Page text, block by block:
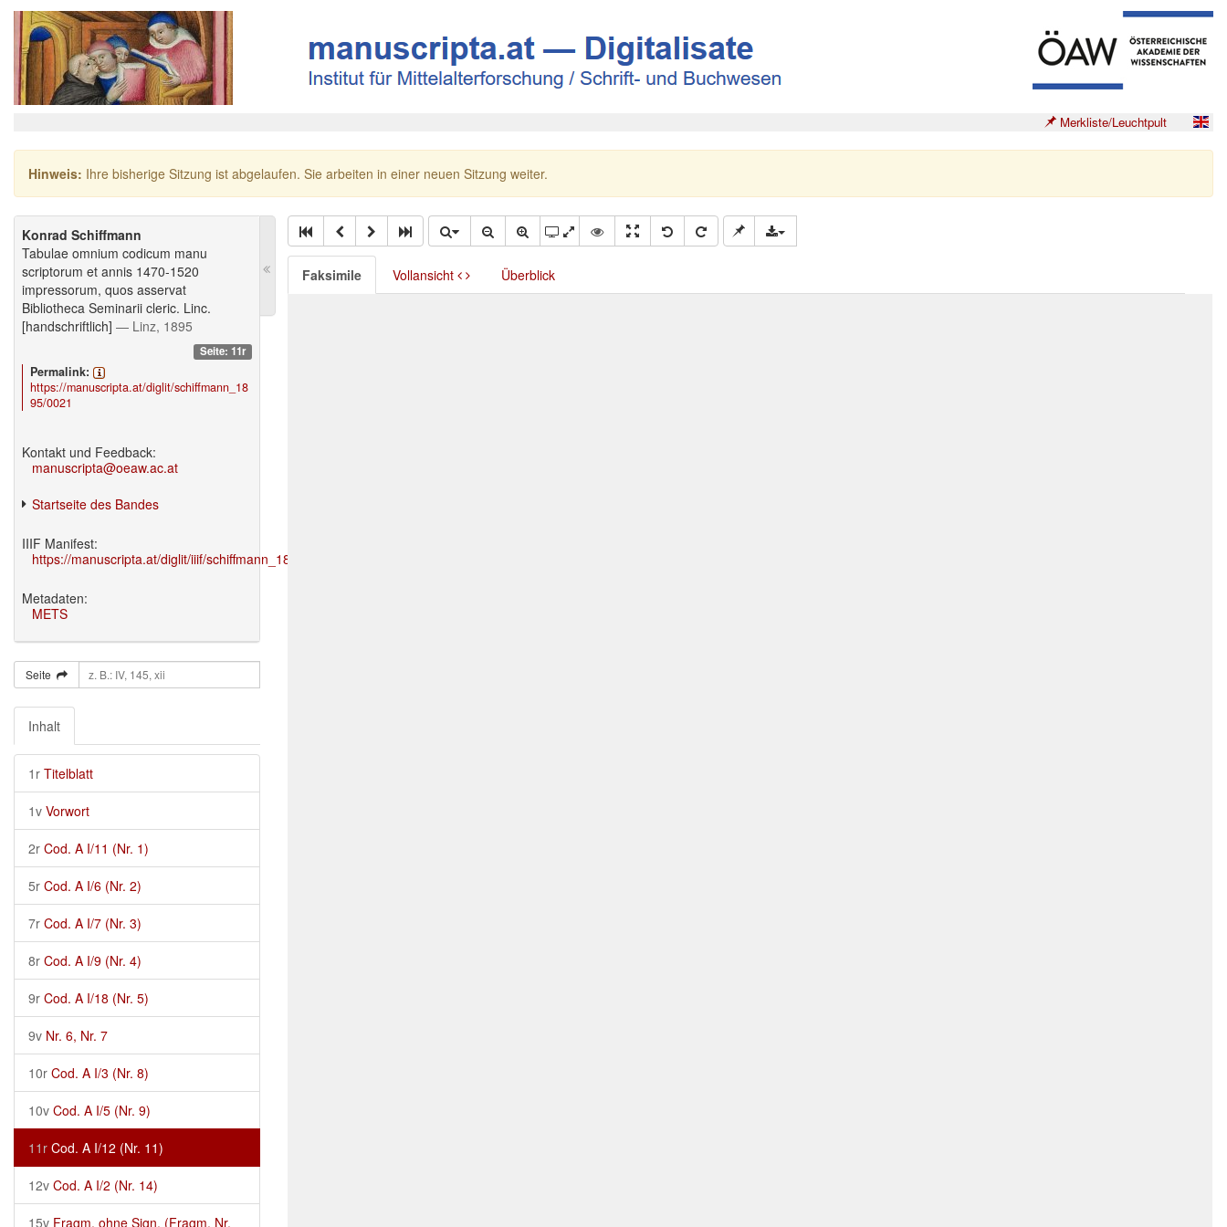
Merkliste/Leuchtpult
Hinweis: Ihre bisherige Sitzung ist abgelaufen. Sie arbeiten in einer neuen Sitzung weiter.
Konrad Schiffmann
Tabulae omnium codicum manu
scriptorum et annis 1470-1520
impressorum, quos asservat
Bibliotheca Seminarii cleric. Linc.
[handschriftlich] — Linz, 1895
Seite: 11r
Permalink:
https://manuscripta.at/diglit/schiffmann_18
95/0021
Kontakt und Feedback:
manuscripta@oeaw.ac.at
Startseite des Bandes
IIIF Manifest:
https://manuscripta.at/diglit/iiif/schiffmann_1895/manifest.json
Metadaten:
METS
Seite
Inhalt
1r Titelblatt
1v Vorwort
2r Cod. A I/11 (Nr. 1)
5r Cod. A I/6 (Nr. 2)
7r Cod. A I/7 (Nr. 3)
8r Cod. A I/9 (Nr. 4)
9r Cod. A I/18 (Nr. 5)
9v Nr. 6, Nr. 7
10r Cod. A I/3 (Nr. 8)
10v Cod. A I/5 (Nr. 9)
11r Cod. A I/12 (Nr. 11)
12v Cod. A I/2 (Nr. 14)
15v Fragm. ohne Sign. (Fragm. Nr.
Faksimile Vollansicht Überblick